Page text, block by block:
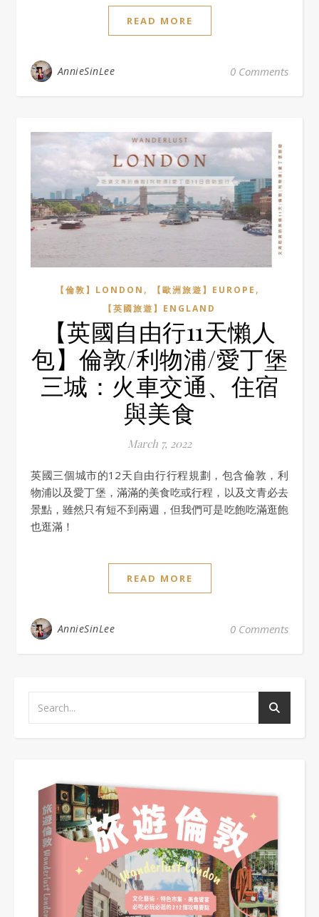
READ MORE
AnnieSinLee 0 Comments
【倫敦】LONDON , 【歐洲旅遊】EUROPE ,
【英國旅遊】ENGLAND
【英國自由行11天懶人
包】倫敦/利物浦/愛丁堡
三城：火車交通、住宿
與美食
March 7, 2022
英國三個城市的12天自由行行程規劃，包含倫敦，利
物浦以及愛丁堡，滿滿的美食吃或行程，以及文青必去
景點，雖然只有短不到兩週，但我們可是吃飽吃滿逛飽
也逛滿！
READ MORE
AnnieSinLee 0 Comments